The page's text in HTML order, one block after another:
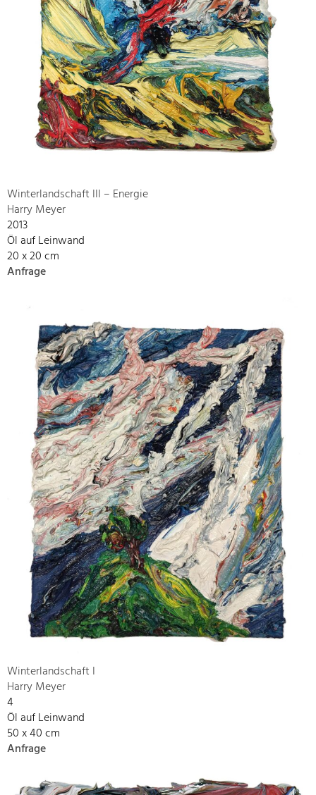
Winterlandschaft III – Energie
Harry Meyer
2013
Öl auf Leinwand
20 x 20 cm
Anfrage
Winterlandschaft I
Harry Meyer
4
Öl auf Leinwand
50 x 40 cm
Anfrage